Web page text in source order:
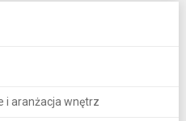
i aranżacja wnętrz